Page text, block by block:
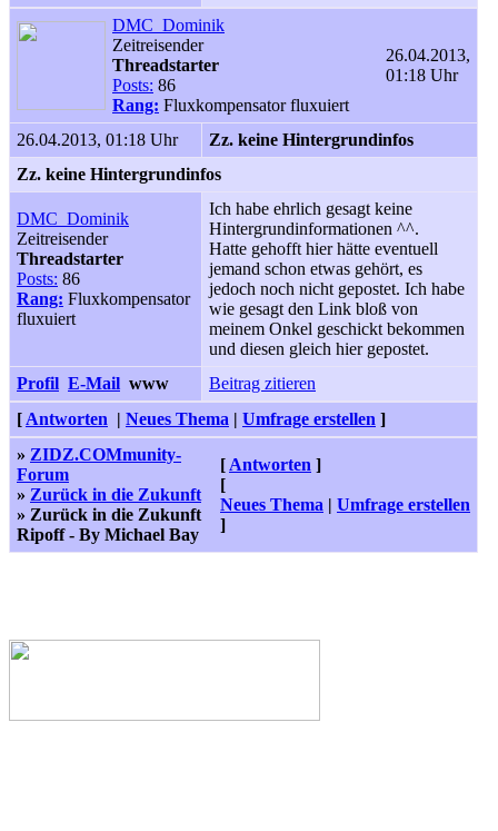
DMC_Dominik
Zeitreisender
Threadstarter
Posts: 86
Rang: Fluxkompensator fluxuiert
26.04.2013,
01:18 Uhr
26.04.2013, 01:18 Uhr
Zz. keine Hintergrundinfos
Zz. keine Hintergrundinfos
DMC_Dominik
Zeitreisender
Threadstarter
Posts: 86
Rang: Fluxkompensator
fluxuiert
Ich habe ehrlich gesagt keine
Hintergrundinformationen ^^.
Hatte gehofft hier hätte eventuell
jemand schon etwas gehört, es
jedoch noch nicht gepostet. Ich habe
wie gesagt den Link bloß von
meinem Onkel geschickt bekommen
und diesen gleich hier gepostet.
Profil E-Mail www
Beitrag zitieren
[ Antworten | Neues Thema | Umfrage erstellen ]
» ZIDZ.COMmunity-
Forum
» Zurück in die Zukunft
» Zurück in die Zukunft
Ripoff - By Michael Bay
[ Antworten ]
[
Neues Thema | Umfrage erstellen
]